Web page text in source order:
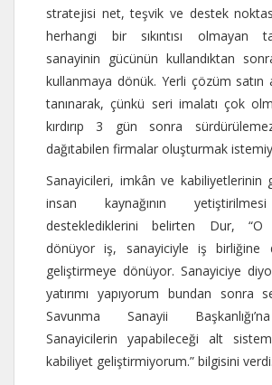
stratejisi net, teşvik ve destek
herhangi bir sıkıntısı olmayan
sanayinin gücünün kullandıktan
kullanmaya dönük. Yerli çözüm satın
tanınarak, çünkü seri imalatı çok
kırdırıp 3 gün sonra
dağıtabilen firmalar oluşturmak
Sanayicileri, imkân ve kabiliyetlerinin
insan kaynağının
desteklediklerini belirten Dur,
dönüyor iş, sanayiciyle iş birliğine
geliştirmeye dönüyor. Sanayiciye
yatırımı yapıyorum bundan sonra
Savunma Sanayii
Sanayicilerin yapabileceği alt
kabiliyet geliştirmiyorum.” bilgisini verdi.